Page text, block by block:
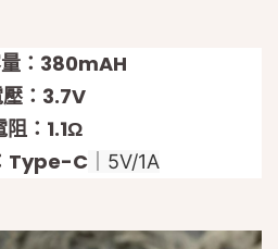
：380mAH
：3.7V
阻：1.1Ω
Type-C｜5V/1A